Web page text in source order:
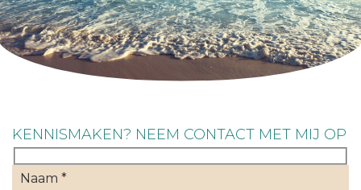
KENNISMAKEN? NEEM CONTACT MET MIJ OP